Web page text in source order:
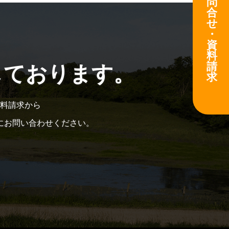
おります。
請求から
問い合わせください。
合
せ
・
資
料
請
求